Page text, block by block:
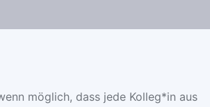
möglich, dass jede Kolleg*in aus